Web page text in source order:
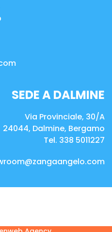
SEDE A DALMINE
Via Provinciale, 30/A
24044, Dalmine, Bergamo
Tel. 338 5011227